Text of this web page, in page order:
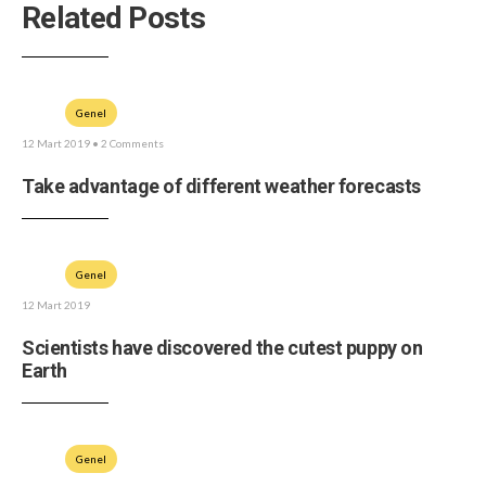
Related Posts
Genel
12 Mart 2019 • 2 Comments
Take advantage of different weather forecasts
Genel
12 Mart 2019
Scientists have discovered the cutest puppy on
Earth
Genel